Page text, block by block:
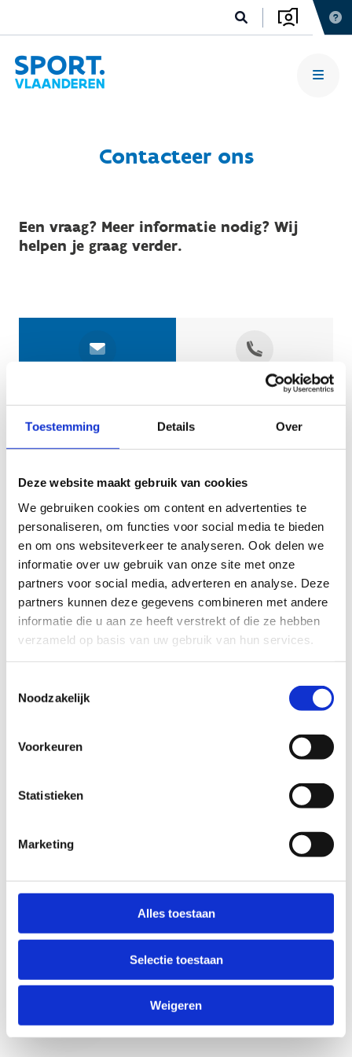
Toestemming Details Over
Deze website maakt gebruik van cookies
We gebruiken cookies om content en advertenties te
personaliseren, om functies voor social media te bieden
en om ons websiteverkeer te analyseren. Ook delen we
informatie over uw gebruik van onze site met onze
partners voor social media, adverteren en analyse. Deze
partners kunnen deze gegevens combineren met andere
informatie die u aan ze heeft verstrekt of die ze hebben
verzameld op basis van uw gebruik van hun services.
Noodzakelijk
Voorkeuren
Statistieken
Marketing
Alles toestaan
Selectie toestaan
Weigeren
Contacteer ons
Een vraag? Meer informatie nodig? Wij
helpen je graag verder.
Geef aan tot welk domein jouw vraag behoort
KIES EEN DOMEIN
Jouw vraag
Anti-Robot Verification
Click to start verification
Verzend